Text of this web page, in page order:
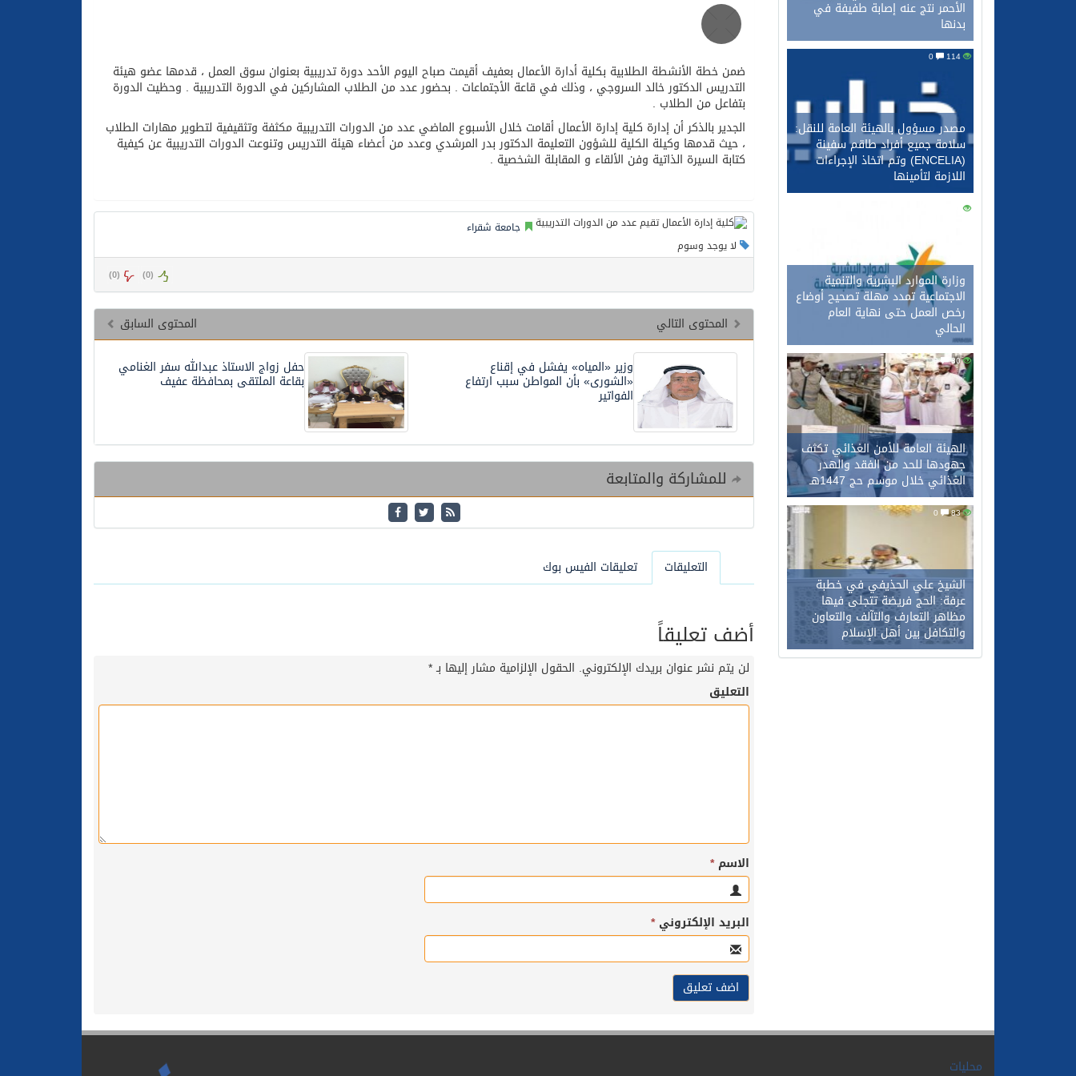
الأحمر نتج عنه إصابة طفيفة في
بدنها
مصدر مسؤول بالهيئة العامة للنقل:
سلامة جميع أفراد طاقم سفينة
(ENCELIA) وتم اتخاذ الإجراءات
اللازمة لتأمينها
100
وزارة الموارد البشرية والتنمية
الاجتماعية تمدد مهلة تصحيح أوضاع
رخص العمل حتى نهاية العام
الحالي
80
0
الهيئة العامة للأمن الغذائي تكثف
جهودها للحد من الفقد والهدر
الغذائي خلال موسم حج 1447هـ
83
الشيخ علي الحذيفي في خطبة
عرفة: الحج فريضة تتجلى فيها
مظاهر التعارف والتآلف والتعاون
والتكافل بين أهل الإسلام
ضمن خطة الأنشطة الطلابية بكلية أدارة الأعمال بعفيف أقيمت صباح اليوم الأحد دورة تدريبية بعنوان سوق العمل ، قدمها عضو هيئة
التدريس الدكتور خالد السروجي ، وذلك في قاعة الأجتماعات . بحضور عدد من الطلاب المشاركين في الدورة التدريبية . وحظيت الدورة
بتفاعل من الطلاب .
الجدير بالذكر أن إدارة كلية إدارة الأعمال أقامت خلال الأسبوع الماضي عدد من الدورات التدريبية مكثفة وتثقيفية لتطوير مهارات الطلاب
، حيث قدمها وكيلة الكلية للشؤون التعليمة الدكتور بدر المرشدي وعدد من أعضاء هيئة التدريس وتنوعت الدورات التدريبية عن كيفية
كتابة السيرة الذاتية وفن الألقاء و المقابلة الشخصية .
جامعة شقراء
لا يوجد وسوم
(
0
) (
0
)
المحتوى السابق
المحتوى التالي
حفل زواج الاستاذ عبدالله سفر الغنامي
بقاعة الملتقى بمحافظة عفيف
وزير «المياه» يفشل في إقناع
«الشورى» بأن المواطن سبب ارتفاع
الفواتير
للمشاركة والمتابعة
التعليقات تعليقات الفيس بوك
أضف تعليقاً
لن يتم نشر عنوان بريدك الإلكتروني. الحقول الإلزامية مشار إليها بـ*
التعليق
الاسم*
البريد الإلكتروني*
محليات